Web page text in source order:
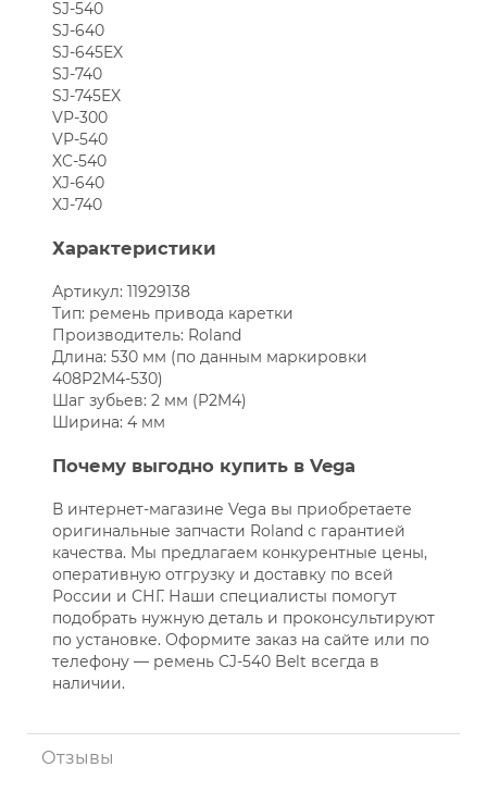
SJ-540
SJ-640
SJ-645EX
SJ-740
SJ-745EX
VP-300
VP-540
XC-540
XJ-640
XJ-740
Характеристики
Артикул: 11929138
Тип: ремень привода каретки
Производитель: Roland
Длина: 530 мм (по данным маркировки
408P2M4-530)
Шаг зубьев: 2 мм (P2M4)
Ширина: 4 мм
Почему выгодно купить в Vega
В интернет-магазине Vega вы приобретаете
оригинальные запчасти Roland с гарантией
качества. Мы предлагаем конкурентные цены,
оперативную отгрузку и доставку по всей
России и СНГ. Наши специалисты помогут
подобрать нужную деталь и проконсультируют
по установке. Оформите заказ на сайте или по
телефону — ремень CJ-540 Belt всегда в
наличии.
Отзывы